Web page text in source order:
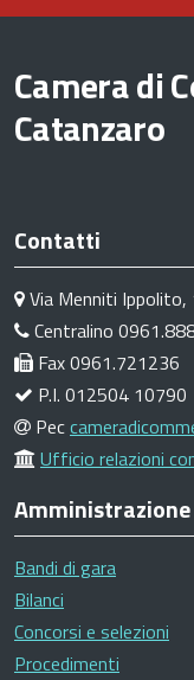
Camera di
Catanzaro
Contatti
Via Menniti
Centralino
Fax 0961.721236
P.I. 012504 10790
Pec
Ufficio relazioni
Bandi di gara
Bilanci
Concorsi e selezioni
Procedimenti